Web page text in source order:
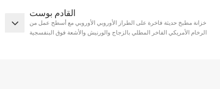
القادم بوست
خزانة مطبخ حديثة فاخرة على الطراز الأوروبي الأوروبي مع أسطح عمل من
الرخام الأمريكي الفاخر المطلي بالزجاج والورنيش والأشعة فوق البنفسجية